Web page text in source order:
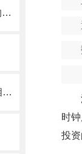
新年先进来抽个上上签吧！认领你的网络通信开运搭子~
6G试验启新程！赛思100MHz信号相位噪声突破-170.03dBc@1KHz
时
投